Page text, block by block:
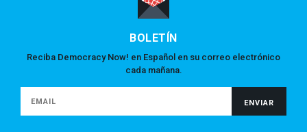
BOLETÍN
Reciba Democracy Now! en Español en su correo electrónico
cada mañana.